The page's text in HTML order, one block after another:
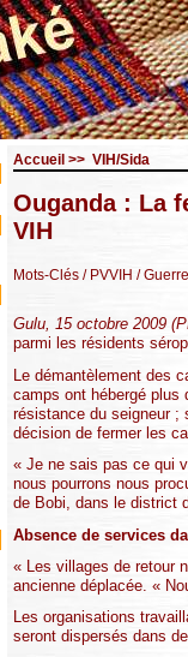
Accueil >> VIH/Sida
Ouganda : La
VIH
Mots-Clés / PVVIH /
Gulu, 15 octobre 2009
parmi les résidents
Le démantèlement des
camps ont hébergé plus
résistance du seigneur ;
décision de fermer les
« Je ne sais pas ce qui
nous pourrons nous
de Bobi, dans le district
Absence de services
« Les villages de retour
ancienne déplacée. «
Les organisations
seront dispersés dans